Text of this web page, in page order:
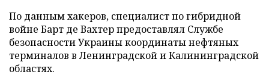
По данным хакеров, специалист по гибридной
войне Барт де Вахтер предоставлял Службе
безопасности Украины координаты нефтяных
терминалов в Ленинградской и Калининградской
областях.